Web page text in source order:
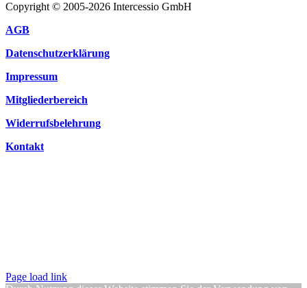
Copyright © 2005-2026 Intercessio GmbH
AGB
Datenschutzerklärung
Impressum
Mitgliederbereich
Widerrufsbelehrung
Kontakt
Page load link